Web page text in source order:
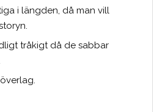
i längden, då man vill
tråkigt då de sabbar